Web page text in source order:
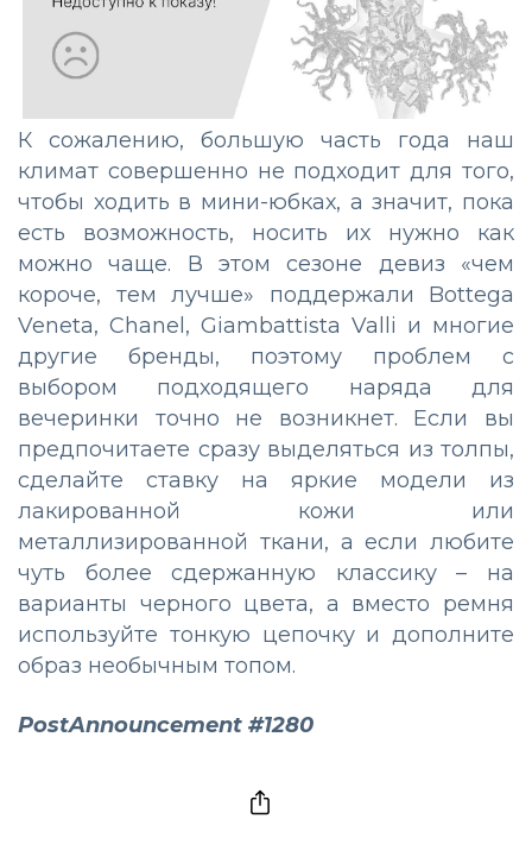
К сожалению, большую часть года наш
климат совершенно не подходит для того,
чтобы ходить в мини-юбках, а значит, пока
есть возможность, носить их нужно как
можно чаще. В этом сезоне девиз «чем
короче, тем лучше» поддержали Bottega
Veneta, Chanel, Giambattista Valli и многие
другие бренды, поэтому проблем с
выбором подходящего наряда для
вечеринки точно не возникнет. Если вы
предпочитаете сразу выделяться из толпы,
сделайте ставку на яркие модели из
лакированной кожи или
металлизированной ткани, а если любите
чуть более сдержанную классику – на
варианты черного цвета, а вместо ремня
используйте тонкую цепочку и дополните
образ необычным топом.
PostAnnouncement #1280